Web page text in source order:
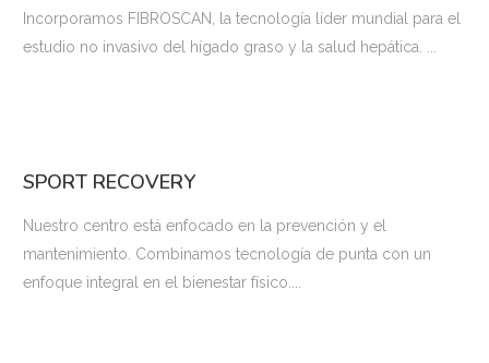
Incorporamos FIBROSCAN, la tecnología líder mundial para el
estudio no invasivo del hígado graso y la salud hepática. ...
SPORT RECOVERY
Nuestro centro está enfocado en la prevención y el
mantenimiento. Combinamos tecnología de punta con un
enfoque integral en el bienestar físico....